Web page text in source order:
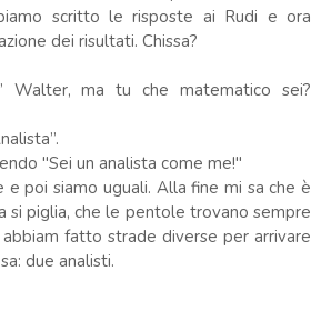
scritto le risposte ai Rudi e ora
dei risultati. Chissa?
Walter, ma tu che matematico sei?
"Sei un analista come me!"
e poi siamo uguali. Alla fine mi sa che è
si piglia, che le pentole trovano sempre
fatto strade diverse per arrivare
due analisti.